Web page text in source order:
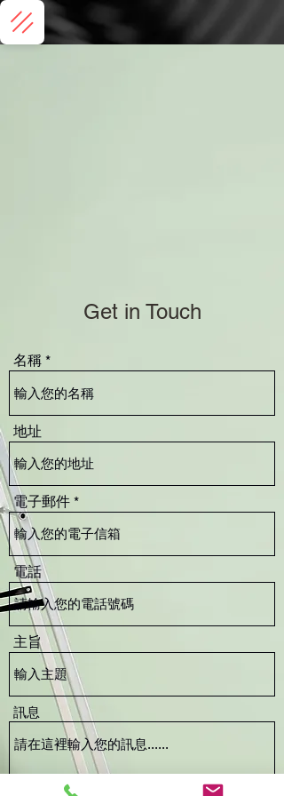
Get in Touch
名稱
地址
電子郵件
電話
主旨
訊息